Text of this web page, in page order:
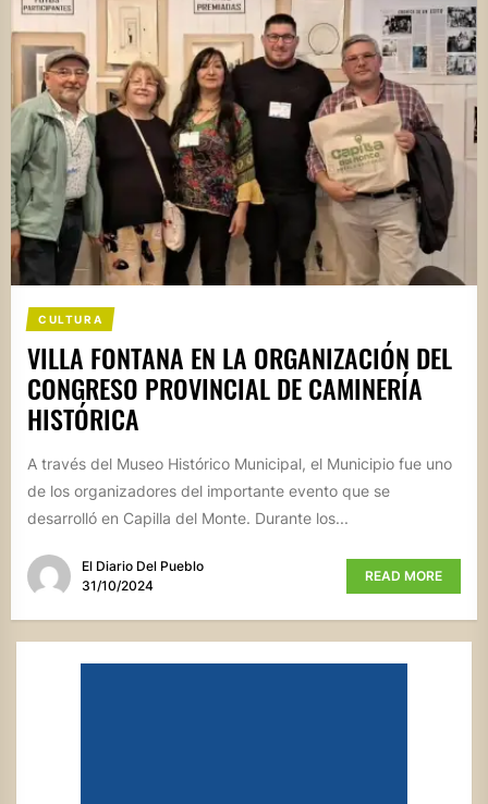
CULTURA
VILLA FONTANA EN LA ORGANIZACIÓN DEL
CONGRESO PROVINCIAL DE CAMINERÍA
HISTÓRICA
A través del Museo Histórico Municipal, el Municipio fue uno
de los organizadores del importante evento que se
desarrolló en Capilla del Monte. Durante los...
El Diario Del Pueblo
31/10/2024
READ MORE